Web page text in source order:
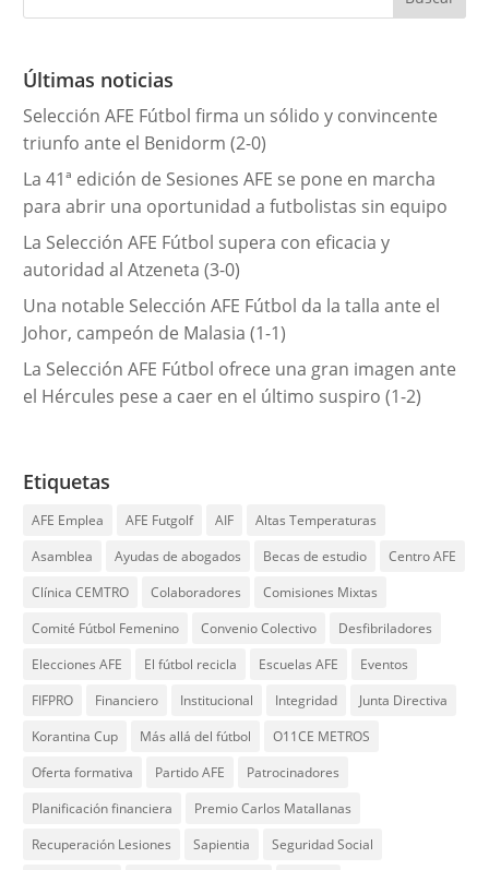
g
r
a
s
Últimas noticias
Selección AFE Fútbol firma un sólido y convincente
triunfo ante el Benidorm (2-0)
La 41ª edición de Sesiones AFE se pone en marcha
para abrir una oportunidad a futbolistas sin equipo
La Selección AFE Fútbol supera con eficacia y
autoridad al Atzeneta (3-0)
Una notable Selección AFE Fútbol da la talla ante el
Johor, campeón de Malasia (1-1)
La Selección AFE Fútbol ofrece una gran imagen ante
el Hércules pese a caer en el último suspiro (1-2)
Etiquetas
AFE Emplea AFE Futgolf AIF
Altas Temperaturas
Asamblea
Ayudas de abogados Becas de estudio
Centro AFE
Clínica CEMTRO
Colaboradores
Comisiones Mixtas
Comité Fútbol Femenino
Convenio Colectivo
Desfibriladores
Elecciones AFE
El fútbol recicla Escuelas AFE
Eventos
FIFPRO
Financiero Institucional Integridad
Junta Directiva
Korantina Cup
Más allá del fútbol
O11CE METROS
Oferta formativa
Partido AFE
Patrocinadores
Planificación financiera
Premio Carlos Matallanas
Recuperación Lesiones
Sapientia
Seguridad Social